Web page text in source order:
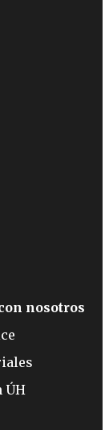
nosotros
ÚH